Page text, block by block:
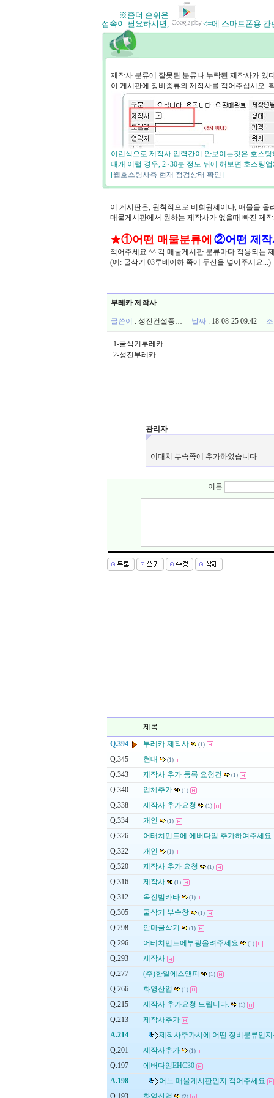
※좀더 손쉬운
접속이 필요하시면,
<=에 스마트폰용
제작사 분류에 잘못된 분류나 누락된 제작사가 있
이 게시판에 장비종류와 제작사를 적어주십시오.
이런식으로 제작사 입력칸이 안보이는것은 호스
대개 이럴 경우, 2~30분 정도 뒤에 해보면 호스팅
[웹호스팅사측 현재 점검상태 확인]
이 게시판은, 원칙적으로 비회원제이나, 매물을 올
매물게시판에서 원하는 제작사가 없을때 빠진 제
★①어떤 매물분류에 ②어떤 제작
적어주세요 ^^ 각 매물게시판 분류마다 적용되는
(예: 굴삭기 03루베이하 쪽에 두산을 넣어주세요...)
부레카 제작사
글쓴이 : 성진건설중… 날짜 : 18-08-25 09:42
1-굴삭기부레카
2-성진부레카
관리자
어태치 부속쪽에 추가하였습니다
이름
제목
Q.394
부레카 제작사 (1)
Q.345 현대 (1)
Q.343 제작사 추가 등록 요청건 (1)
Q.340 업체추가 (1)
Q.338 제작사 추가요청 (1)
Q.334 개인 (1)
Q.326
어태치먼트에 에버다임 추가하여주세요.
Q.322
개인 (1)
Q.320 제작사 추가 요청 (1)
Q.316 제작사 (1)
Q.312 옥진빔카타 (1)
Q.305 굴삭기 부속창 (1)
Q.298 얀마굴삭기 (1)
Q.296 어테치먼트에부광올려주세요 (1)
Q.293
제작사
Q.277
(주)한일에스앤피 (1)
Q.266 화영산업 (1)
Q.215 제작사 추가요청 드립니다. (1)
Q.213
제작사추가
A.214
제작사추가시에 어떤 장비분류인지
Q.201
제작사추가 (1)
Q.197
에버다임EHC30
A.198
어느 매물게시판인지 적어주세요
Q.193
화영산업 (2)